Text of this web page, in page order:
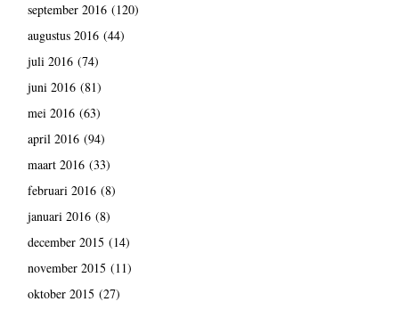
september 2016(120)
augustus 2016(44)
juli 2016(74)
juni 2016(81)
mei 2016(63)
april 2016(94)
maart 2016(33)
februari 2016(8)
januari 2016(8)
december 2015 (14)
november 2015 (11)
oktober 2015 (27)